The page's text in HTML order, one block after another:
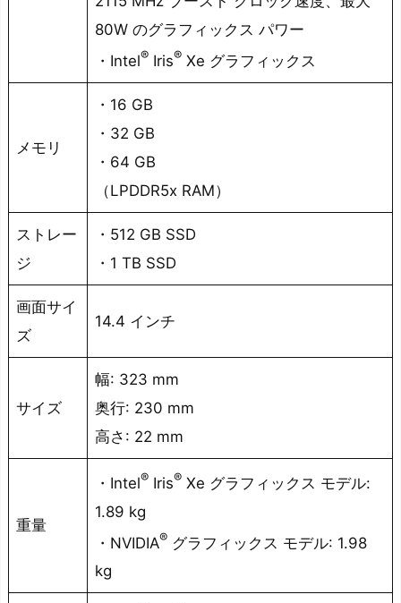
80W のグラフィックス パワー
・Intel® Iris® Xe グラフィックス
メモリ
・16 GB
・32 GB
・64 GB
（LPDDR5x RAM）
ストレー
ジ
・512 GB SSD
・1 TB SSD
画面サイ
ズ
14.4 インチ
サイズ
幅: 323 mm
奥行: 230 mm
高さ: 22 mm
重量
・Intel® Iris® Xe グラフィックス モデル:
1.89 kg
・NVIDIA® グラフィックス モデル: 1.98
kg